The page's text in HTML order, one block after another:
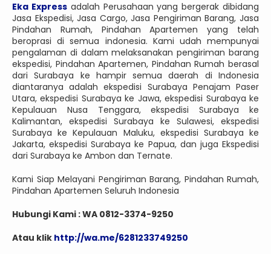
Eka Expressadalah Perusahaan yang bergerak dibidang
Jasa Ekspedisi, Jasa Cargo, Jasa Pengiriman Barang, Jasa
Pindahan Rumah, Pindahan Apartemen yang telah
beroprasi di semua indonesia. Kami udah mempunyai
pengalaman di dalam melaksanakan pengiriman barang
ekspedisi, Pindahan Apartemen, Pindahan Rumah berasal
dari Surabaya ke hampir semua daerah di Indonesia
diantaranya adalah ekspedisi Surabaya Penajam Paser
Utara, ekspedisi Surabaya ke Jawa, ekspedisi Surabaya ke
Kepulauan Nusa Tenggara, ekspedisi Surabaya ke
Kalimantan, ekspedisi Surabaya ke Sulawesi, ekspedisi
Surabaya ke Kepulauan Maluku, ekspedisi Surabaya ke
Jakarta, ekspedisi Surabaya ke Papua, dan juga Ekspedisi
dari Surabaya ke Ambon dan Ternate.
Kami Siap Melayani Pengiriman Barang, Pindahan Rumah,
Pindahan Apartemen Seluruh Indonesia
Hubungi Kami : WA 0812-3374-9250
Atau klik http://wa.me/6281233749250